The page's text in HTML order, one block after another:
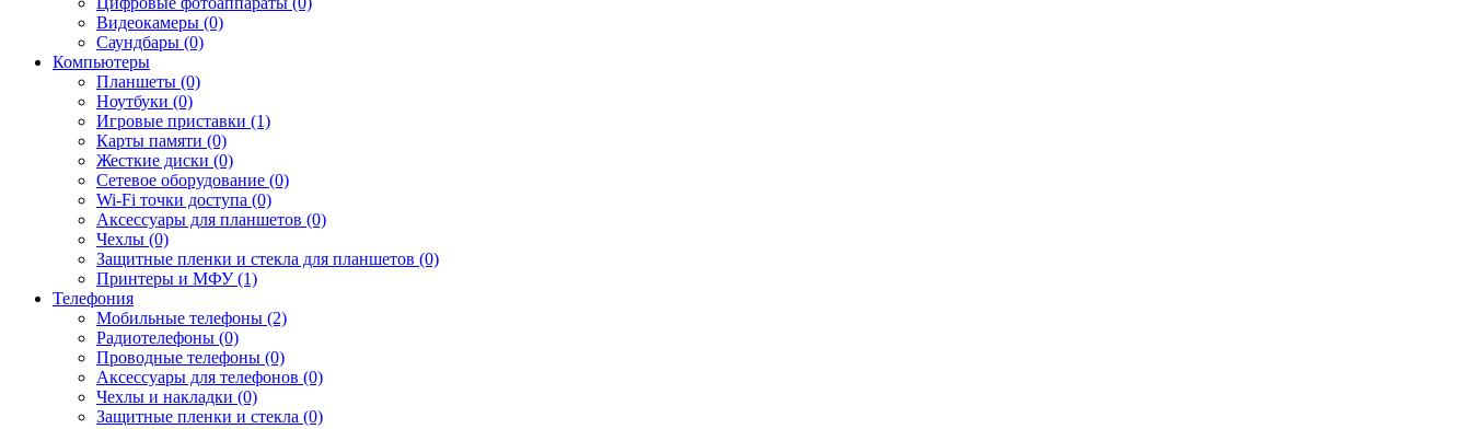
Видеокамеры (0)
Саундбары (0)
Компьютеры
Планшеты (0)
Ноутбуки (0)
Игровые приставки (1)
Карты памяти (0)
Жесткие диски (0)
Сетевое оборудование (0)
Wi-Fi точки доступа (0)
Аксессуары для планшетов (0)
Чехлы (0)
Защитные пленки и стекла для планшетов (0)
Принтеры и МФУ (1)
Телефония
Мобильные телефоны (2)
Радиотелефоны (0)
Проводные телефоны (0)
Аксессуары для телефонов (0)
Чехлы и накладки (0)
Защитные пленки и стекла (0)